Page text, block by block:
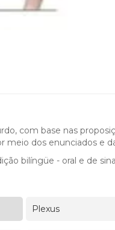
com base nas
meio dos enunciados e
bilíngüe - oral e de
Plexus